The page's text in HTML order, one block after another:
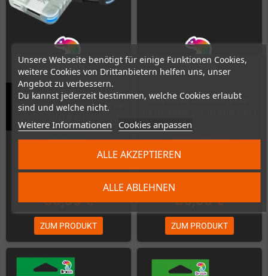
Unsere Webseite benötigt für einige Funktionen Cookies,
weitere Cookies von Drittanbietern helfen uns, unser
Angebot zu verbessern.
Du kannst jederzeit bestimmen, welche Cookies erlaubt
sind und welche nicht.
Weitere Informationen Cookies anpassen
ALLE ABLEHNEN
ALLE AKZEPTIEREN
Wingman PS2 Konverter
(Xbox*/PS*/Switch/Bluetooth auf
Auf Lager
36,00 €
ZUM PRODUKT
Wingman SD Converter (XBox*,
Nicht auf Lager
36,00 €
ZUM PRODUKT